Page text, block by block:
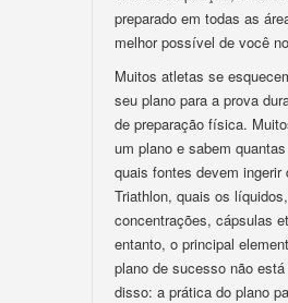
preparado em todas as
melhor possível de você
Muitos atletas se
seu plano para a prova
de preparação física.
um plano e sabem
quais fontes devem ingerir
Triathlon, quais os líquidos,
concentrações, cápsulas
entanto, o principal
plano de sucesso não
disso: a prática do plano